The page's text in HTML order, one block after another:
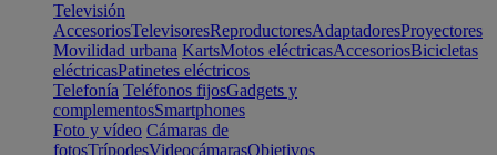
Televisión
AccesoriosTelevisoresReproductoresAdaptadoresProyectores
Movilidad urbana KartsMotos eléctricasAccesoriosBicicletas
eléctricasPatinetes eléctricos
Telefonía Teléfonos fijosGadgets y
complementosSmartphones
Foto y vídeo Cámaras de
fotosTrípodesVideocámarasObjetivos